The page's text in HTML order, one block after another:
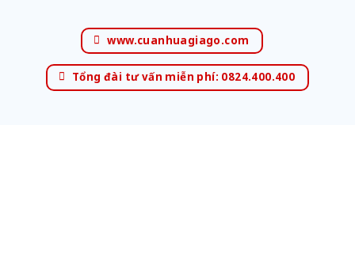
www.cuanhuagiago.com
Tổng đài tư vấn miễn phí: 0824.400.400